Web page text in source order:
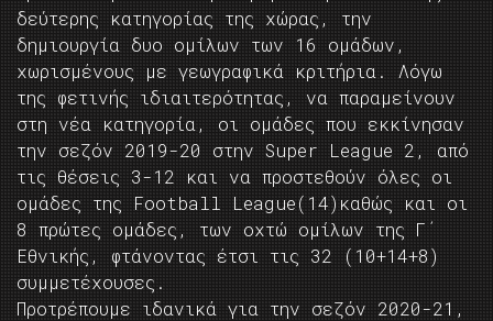
δεύτερης κατηγορίας της χώρας, την
δημιουργία δυο ομίλων των 16 ομάδων,
χωρισμένους με γεωγραφικά κριτήρια. Λόγω
της φετινής ιδιαιτερότητας, να παραμείνουν
στη νέα κατηγορία, οι ομάδες που εκκίνησαν
την σεζόν 2019-20 στην Super League 2, από
τις θέσεις 3-12 και να προστεθούν όλες οι
ομάδες της Football League(14)καθώς και οι
8 πρώτες ομάδες, των οχτώ ομίλων της Γ΄
Εθνικής, φτάνοντας έτσι τις 32 (10+14+8)
συμμετέχουσες.
Προτρέπουμε ιδανικά για την σεζόν 2020-21,